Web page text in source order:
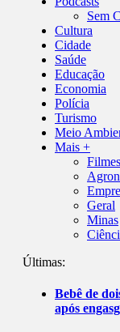
Sem
Cultura
Cidade
Saúde
Educação
Economia
Polícia
Turismo
Meio
Mais +
Geral
Minas
Últimas:
Bebê de
após